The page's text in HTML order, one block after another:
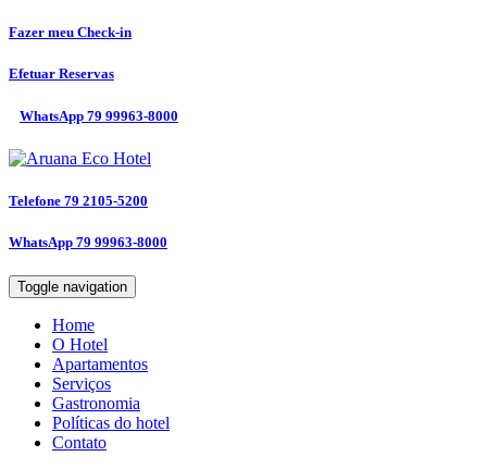
Fazer meu Check-in
Efetuar Reservas
WhatsApp 79 99963-8000
Telefone 79 2105-5200
WhatsApp 79 99963-8000
Toggle navigation
Home
O Hotel
Apartamentos
Serviços
Gastronomia
Políticas do hotel
Contato